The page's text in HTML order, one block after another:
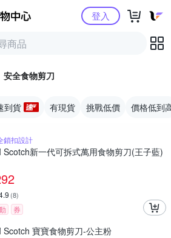
Yahoo購物中心登入
安全食物剪刀
到貨 有現貨 挑戰低價 價格低到
鎖扣設計
Scotch新一代可拆式萬用食物剪刀(王子藍)
(8)
券
Scotch 寶寶食物剪刀-公主粉